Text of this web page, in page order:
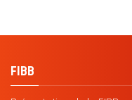
FIBB